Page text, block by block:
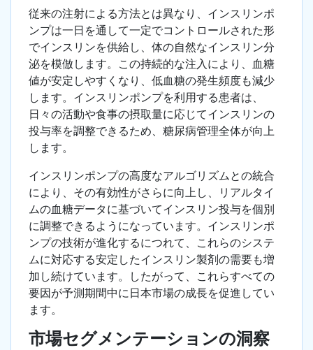
従来の注射による方法とは異なり、インスリンポ
ンプは一日を通して一定でコントロールされた形
でインスリンを供給し、体の自然なインスリン分
泌を模倣します。この持続的な注入により、血糖
値が安定しやすくなり、低血糖の発生頻度も減少
します。インスリンポンプを利用する患者は、
日々の活動や食事の摂取量に応じてインスリンの
投与率を調整できるため、糖尿病管理全体が向上
します。
インスリンポンプの高度なアルゴリズムとの統合
により、その有効性がさらに向上し、リアルタイ
ムの血糖データに基づいてインスリン投与を個別
に調整できるようになっています。インスリンポ
ンプの技術が進化するにつれて、これらのシステ
ムに対応する安定したインスリン製剤の需要も増
加し続けています。したがって、これらすべての
要因が予測期間中に日本市場の成長を促進してい
ます。
市場セグメンテーションの洞察